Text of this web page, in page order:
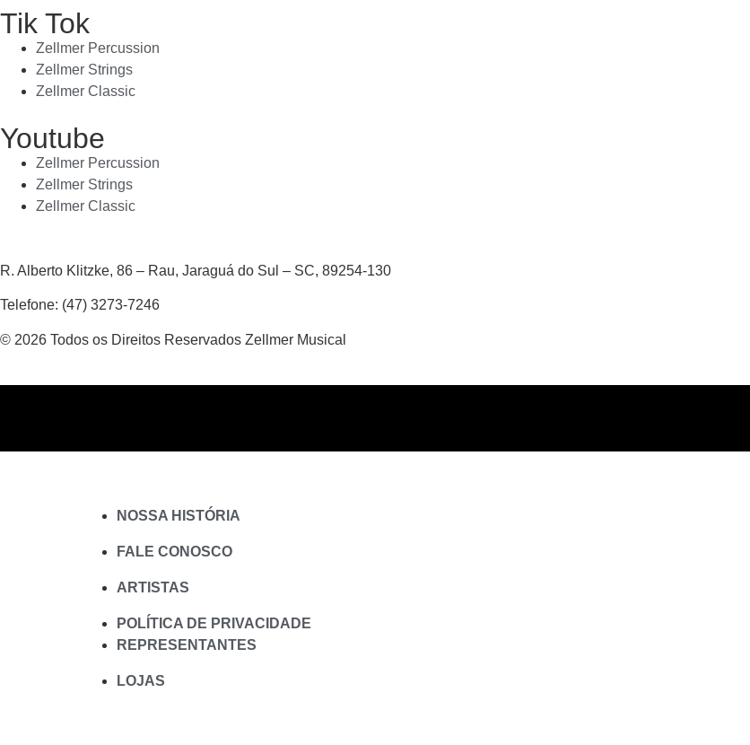
Tik Tok
Zellmer Percussion
Zellmer Strings
Zellmer Classic
Youtube
Zellmer Percussion
Zellmer Strings
Zellmer Classic
R. Alberto Klitzke, 86 – Rau, Jaraguá do Sul – SC, 89254-130
Telefone: (47) 3273-7246
© 2026 Todos os Direitos Reservados Zellmer Musical
NOSSA HISTÓRIA
FALE CONOSCO
ARTISTAS
POLÍTICA DE PRIVACIDADE
REPRESENTANTES
LOJAS